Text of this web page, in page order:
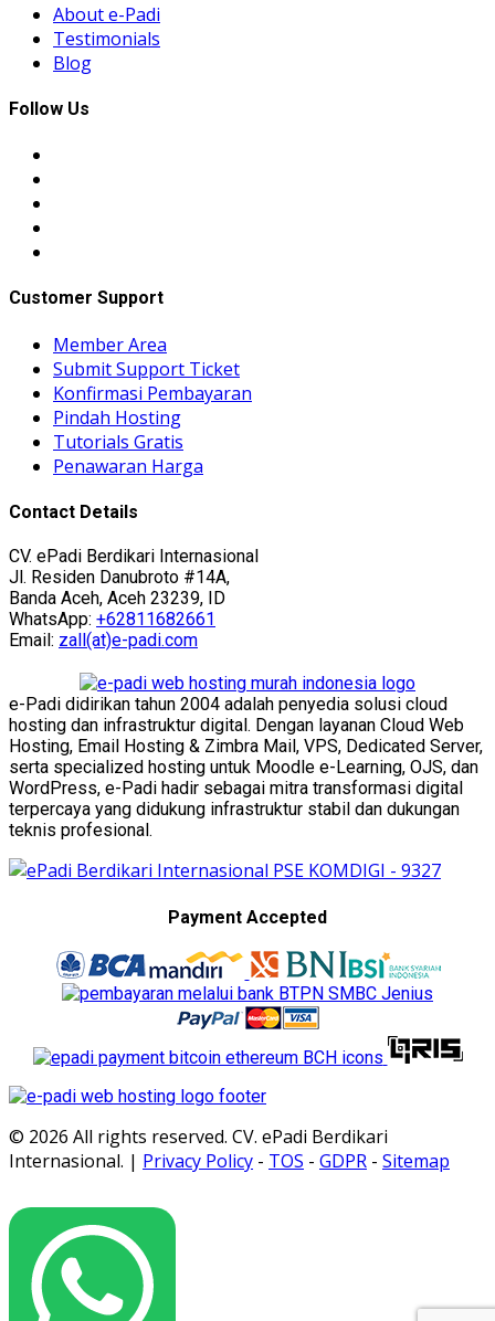
About e-Padi
Testimonials
Blog
Follow Us
Customer Support
Member Area
Submit Support Ticket
Konfirmasi Pembayaran
Pindah Hosting
Tutorials Gratis
Penawaran Harga
Contact Details
CV. ePadi Berdikari Internasional
Jl. Residen Danubroto #14A,
Banda Aceh, Aceh 23239, ID
WhatsApp: +62811682661
Email: zall(at)e-padi.com
e-Padi didirikan tahun 2004 adalah penyedia solusi cloud
hosting dan infrastruktur digital. Dengan layanan Cloud Web
Hosting, Email Hosting & Zimbra Mail, VPS, Dedicated Server,
serta specialized hosting untuk Moodle e-Learning, OJS, dan
WordPress, e-Padi hadir sebagai mitra transformasi digital
terpercaya yang didukung infrastruktur stabil dan dukungan
teknis profesional.
Payment Accepted
© 2026 All rights reserved. CV. ePadi Berdikari
Internasional. | Privacy Policy - TOS - GDPR - Sitemap